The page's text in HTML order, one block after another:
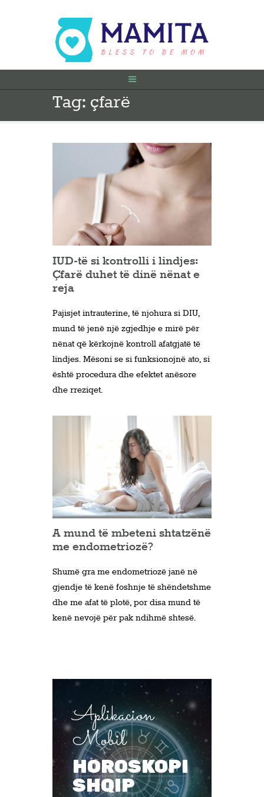
Tag: çfarë
FILLIMI
PARA SHTATËZANIE
KONTAKT
IUD-të si kontrolli i lindjes:
Çfarë duhet të dinë nënat e
reja
Pajisjet intrauterine, të njohura si DIU,
mund të jenë një zgjedhje e mirë për
nënat që kërkojnë kontroll afatgjatë të
lindjes. Mësoni se si funksionojnë ato, si
është procedura dhe efektet anësore
dhe rreziqet.
A mund të mbeteni shtatzënë
me endometriozë?
Shumë gra me endometriozë janë në
gjendje të kenë foshnje të shëndetshme
dhe me afat të plotë, por disa mund të
kenë nevojë për pak ndihmë shtesë.
Aplikacion
Mobil
HOROSKOPI
SHQIP